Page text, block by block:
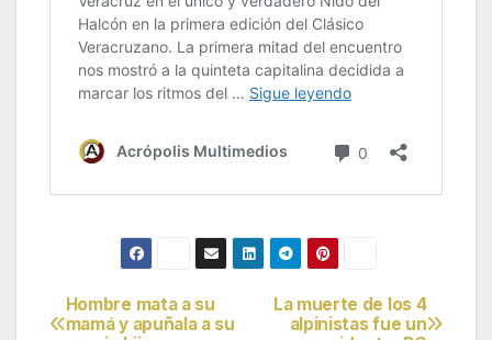
Navegación
La muerte de los 4
alpinistas fue un
Hombre mata a su
mamá y apuñala a su